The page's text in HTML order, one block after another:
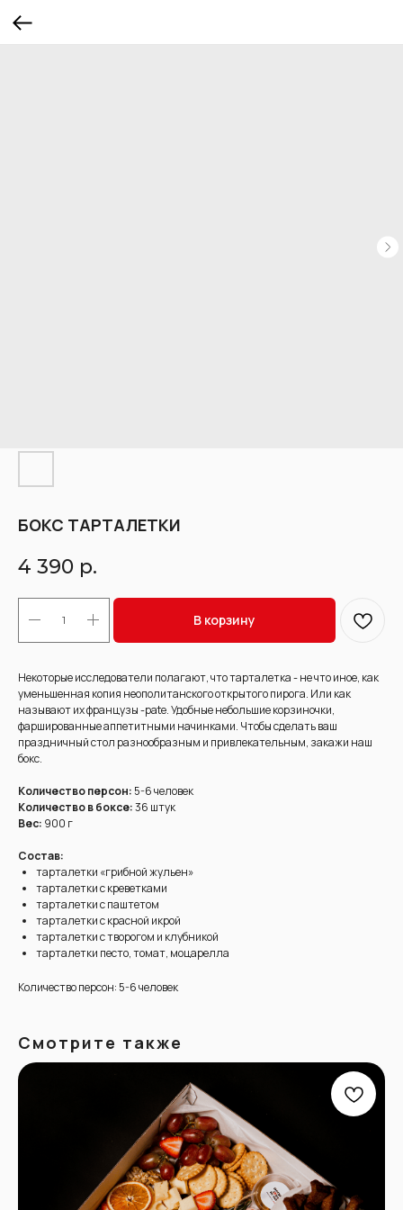
БОКС ТАРТАЛЕТКИ
4 390 р.
В корзину
Некоторые исследователи полагают, что тарталетка - не что иное, как
уменьшенная копия неополитанского открытого пирога. Или как
называют их французы -pate. Удобные небольшие корзиночки,
фаршированные аппетитными начинками. Чтобы сделать ваш
праздничный стол разнообразным и привлекательным, закажи наш
бокс.
Количество персон: 5-6 человек
Количество в боксе:36 штук
Вес: 900 г
Состав:
тарталетки «грибной жульен»
тарталетки с креветками
тарталетки с паштетом
тарталетки с красной икрой
тарталетки с творогом и клубникой
тарталетки песто, томат, моцарелла
Количество персон: 5-6 человек
Смотрите также